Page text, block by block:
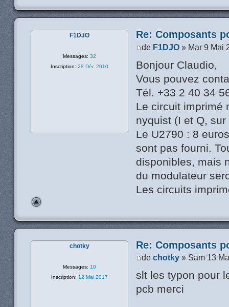
Re: Composants
de F1DJO » Mar 9 Mai
Bonjour Claudio,
Vous pouvez
Tél. +33 2 40 34
Le circuit imprimé
nyquist (I et Q,
Le U2790 : 8
sont pas fourni.
disponibles, mais
du modulateur
Les circuits
F1DJO
Messages: 32
Inscription: 28 Déc 2010
Re: Composants
dechotky » Sam 13
slt les typon pour
pcb merci
chotky
Messages: 10
Inscription: 12 Mai 2017